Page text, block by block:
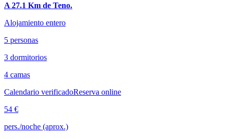
A 27.1 Km de Teno.
Alojamiento entero
5 personas
3 dormitorios
4 camas
Calendario verificadoReserva online
54 €
pers./noche (aprox.)